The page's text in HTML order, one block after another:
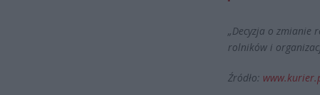
„Decyzja o zmianie
rolników i
Źródło: